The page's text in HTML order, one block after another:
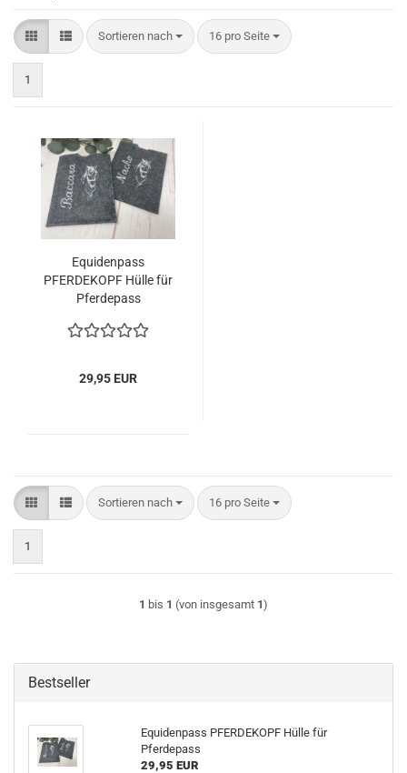
Sortieren nach
Sortieren nach 16 pro Seite
pro Seite
1
Equidenpass
PFERDEKOPF Hülle für
Pferdepass
29,95 EUR
Sortieren nach
Sortieren nach 16 pro Seite
pro Seite
1
1 bis 1 (von insgesamt 1)
Bestseller
Equidenpass PFERDEKOPF Hülle für
Pferdepass
29,95 EUR